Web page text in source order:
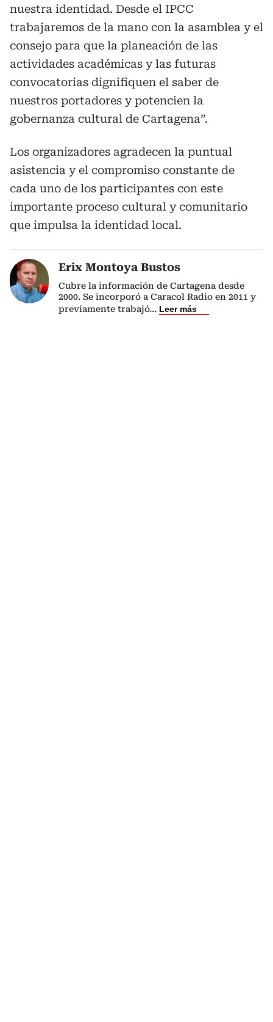
nuestra identidad. Desde el IPCC
trabajaremos de la mano con la asamblea y el
consejo para que la planeación de las
actividades académicas y las futuras
convocatorias dignifiquen el saber de
nuestros portadores y potencien la
gobernanza cultural de Cartagena”.
Los organizadores agradecen la puntual
asistencia y el compromiso constante de
cada uno de los participantes con este
importante proceso cultural y comunitario
que impulsa la identidad local.
Erix Montoya Bustos
Cubre la información de Cartagena desde
2000. Se incorporó a Caracol Radio en 2011 y
previamente trabajó... Leer más